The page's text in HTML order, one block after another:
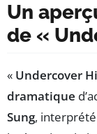
Un
de «
« Undercover
dramatique
Sung,